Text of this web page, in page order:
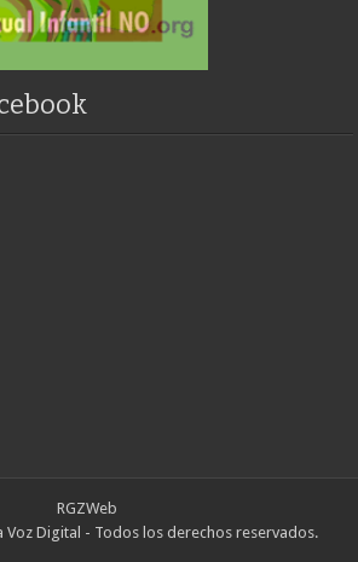
RGZWeb
Voz Digital - Todos los derechos reservados.